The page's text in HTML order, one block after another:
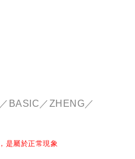
BASIC／ZHENG／
是屬於正常現象